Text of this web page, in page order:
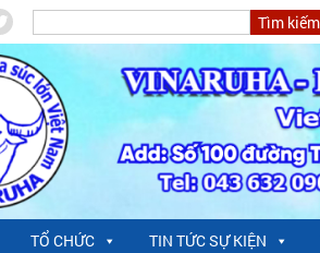
TỔ CHỨC TIN TỨC SỰ KIỆN